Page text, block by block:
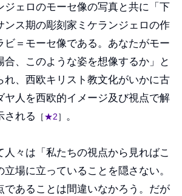
ジェロのモーセ像の写真と共に「下
ンス期の彫刻家ミケランジェロの作
ビ＝モーセ像である。あなたがモー
合、このような姿を想像するか」と
れ、西欧キリスト教文化がいかに古
ヤ人を西欧的イメージ及び視点で解
される
［ ★2 ］ 。
々は「私たちの視点から見ればこ
立場に立っていることを隠さない。
であることは間違いなかろう。だが